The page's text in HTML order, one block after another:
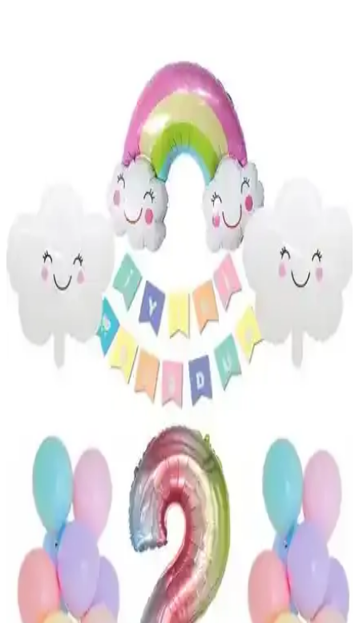
Kına ve Parti Dekorasyonu Türkiye Üretimi
Altın detaylı yuvarlak masa örtüsü, 120x180 cm boyutunda, kolay
temizlenebilir polyester malzemeyle kullan-at konforu ve
dayanıklılık sunar. Şık, sade desenli tasarım kutlama ortamlarına
zarafet katar; Türkiye üretimi güvenilirlik sağlar.
Patladı Gitti Retro Doğum Günü Seti: krem
tonlarında balonlar, afiş ve bulut dekorları
34" krem rakam folyo balon, bulut folyo, krem/bej/kahverengi kalp
balonlar, kraft Mutlu Doğum Günü afişi, 12 inç balonlar (deniz
kumu, ten rengi, kahverengi), 5 metre balon zinciri; retro-vintage
zarafeti için kolay kurulum ve uçuş imkanı sunar.
Elite Tüy 100 Adet Renkli Mavi Dekorasyon Tüyü,
El Sanatları ve Etkinlikler İçin Uygun
Elite Tüy, 100 adetlik paketlerde sunulan, 12 cm uzunluğunda ve
canlı mavi tonlarında, çeşitli dekorasyon ve el sanatları projeleri için
Kelebek Siyah Düz Renk Kullan At Masa Örtüsü
120x180 cm Şık ve Dayanıklı
Kelebek markasının 120x180 cm siyah kullan-at masa örtüsü,
dayanıklı, şık ve kolay temizlenebilir özellikleriyle büyük
organizasyonlar için ideal, dekorasyonunuzu tamamlayan pratik bir
seçim.
Wildlebend Renkli Balon – 100 Adet: Doğum Günü
ve Kutlama Dekorasyonu İçin Çok Yönlü Set
Wildlebend Renkli Balon – 100 Adet, karışık renkli balonlardan
oluşan dekor seti, iç ve dış mekânlarda hızlı kurulumla kutlamalara
enerji katar; masa süsleri, tavan süsleri ve fotoğraf köşesi için çok